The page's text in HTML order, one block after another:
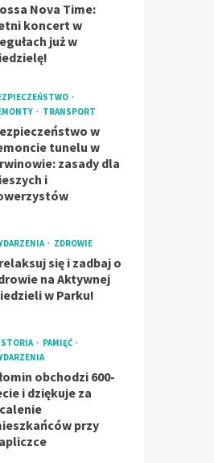
Nova Time:
koncert w
już w
TRANSPORT
w
tunelu w
zasady dla
i
ZDROWIE
się i zadbaj o
na Aktywnej
w Parku!
PAMIĘĆ
obchodzi 600-
i dziękuje za
przy